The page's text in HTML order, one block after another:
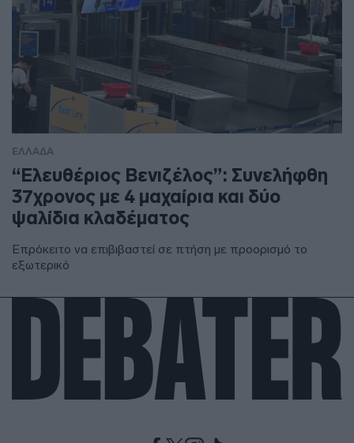
ΕΛΛΑΔΑ
“Ελευθέριος Βενιζέλος”: Συνελήφθη
37χρονος με 4 μαχαίρια και δύο
ψαλίδια κλαδέματος
Επρόκειτο να επιβιβαστεί σε πτήση με προορισμό το
εξωτερικό